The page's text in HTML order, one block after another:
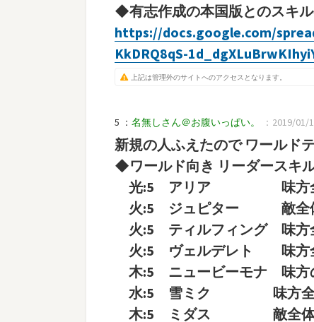
◆有志作成の本国版とのスキ
https://docs.google.com/
KkDRQ8qS-
上記は管理外のサイトへのアクセスとなります。
5 ： 名無しさん＠お腹いっぱい。 ：2019/01/
新規の人ふえたので ワールド
◆ワールド向き リーダースキ
光:5 アリア 味方全
火:5 ジュピター 敵全体
火:5 ティルフィング 味方
火:5 ヴェルデレト 味方全
木:5 ニュービーモナ 味方
水:5 雪ミク 味方全体
木:5 ミダス 敵全体の